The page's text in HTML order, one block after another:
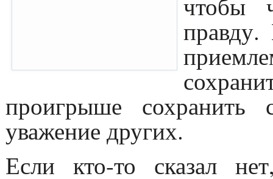
правду.
проигрыше сохранить
уважение других.
Если кто-то сказал